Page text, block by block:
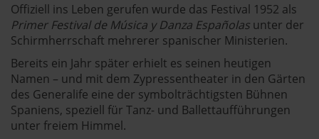
Offiziell ins Leben gerufen wurde das Festival 1952 als
Primer Festival de Música y Danza Españolas unter der
Schirmherrschaft mehrerer spanischer Ministerien.
Bereits ein Jahr später erhielt es seinen heutigen
Namen – und mit dem Zypressentheater in den Gärten
des Generalife eine der symbolträchtigsten Bühnen
Spaniens, speziell für Tanz- und Ballettaufführungen
unter freiem Himmel.